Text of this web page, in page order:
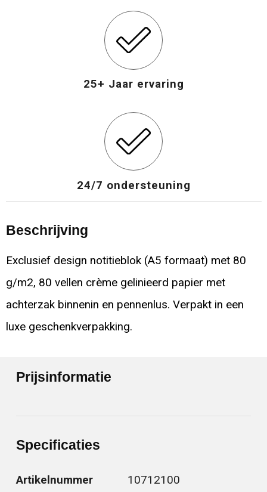
25+ Jaar ervaring
24/7 ondersteuning
Beschrijving
Exclusief design notitieblok (A5 formaat) met 80
g/m2, 80 vellen crème gelinieerd papier met
achterzak binnenin en pennenlus. Verpakt in een
luxe geschenkverpakking.
Prijsinformatie
Specificaties
Artikelnummer 10712100